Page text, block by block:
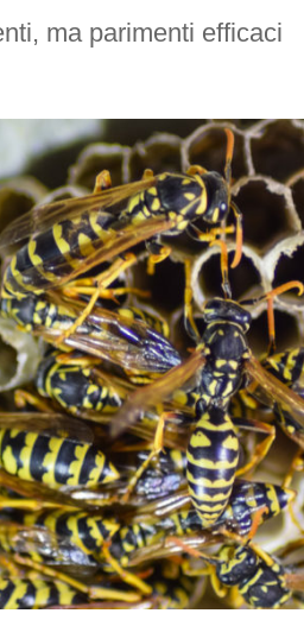
ma parimenti efficaci